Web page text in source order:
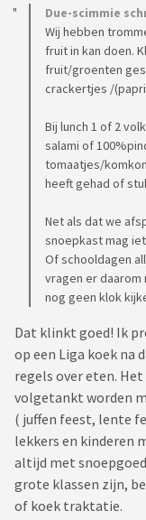
Due-scimmie
Wij hebben
fruit in kan doen.
fruit/groenten
crackertjes /
Bij lunch 1 of 2
salami of
tomaatjes/
heeft gehad of
Net als dat we
snoepkast mag
Of schooldagen
vragen er daarom
nog geen klok
Dat klinkt goed! Ik
op een Liga koek na
regels over eten.
volgetankt worden
( juffen feest, lente
lekkers en kinderen
altijd met
grote klassen zijn,
of koek traktatie.